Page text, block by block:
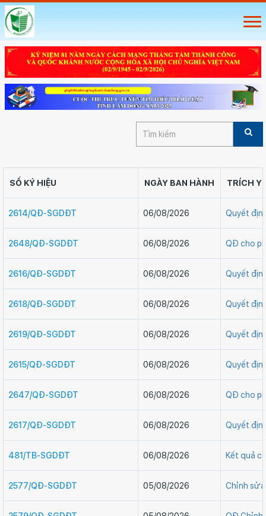
SỐ KÝ HIỆU NGÀY BAN HÀNH TRÍCH
2614/QĐ-SGDĐT 06/08/2026 Quyết
2648/QĐ-SGDĐT 06/08/2026 QĐ cho
2616/QĐ-SGDĐT 06/08/2026 Quyết
2618/QĐ-SGDĐT 06/08/2026 Quyết
2619/QĐ-SGDĐT 06/08/2026 Quyết
2615/QĐ-SGDĐT 06/08/2026 Quyết
2647/QĐ-SGDĐT 06/08/2026 QĐ cho
2617/QĐ-SGDĐT 06/08/2026 Quyết
481/TB-SGDĐT 06/08/2026 Kết quả
2577/QĐ-SGDĐT 05/08/2026 Chỉnh sửa